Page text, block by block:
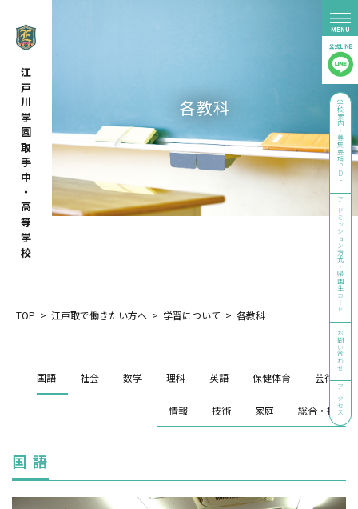
江戸川学園取手中・高等学校 各教科 学校案内・募集要項PDF
アドミッション方式・帰国生カード
お問い合わせ
アクセス
TOP > 江戸取で働きたい方へ > 学習について > 各教科
国語 社会 数学 理科 英語 保健体育 芸術
情報 技術 家庭 総合・探究
国 語